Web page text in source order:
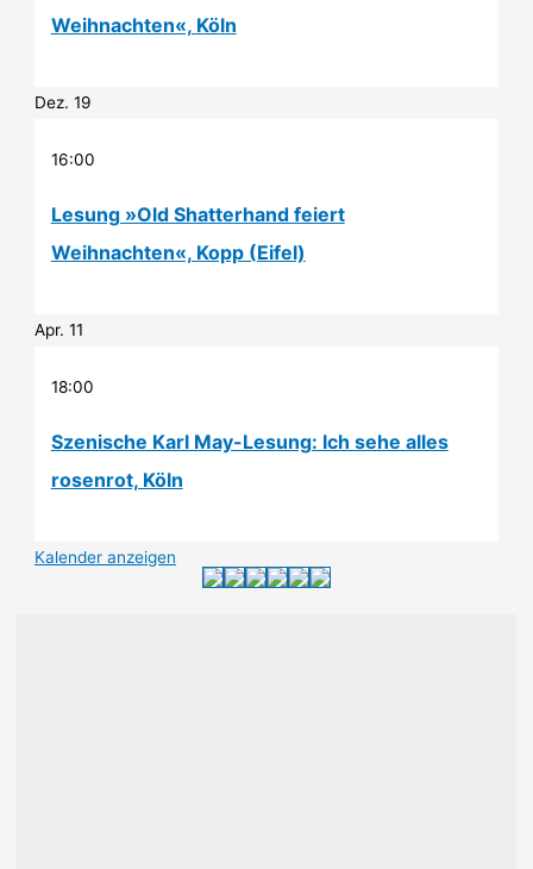
Weihnachten«, Köln
Dez.19
16:00
Lesung »Old Shatterhand feiert
Weihnachten«, Kopp (Eifel)
Apr.11
18:00
Szenische Karl May-Lesung: Ich sehe alles
rosenrot, Köln
Kalender anzeigen